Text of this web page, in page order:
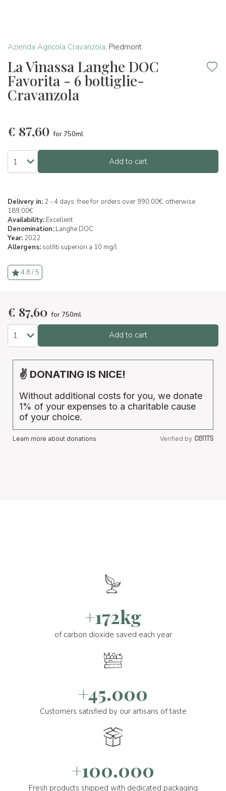
Azienda Agricola Cravanzola, Piedmont
La Vinassa Langhe DOC
Favorita - 6 bottiglie-
Cravanzola
€ 87,60 for 750ml
Add to cart
Delivery in: 2 - 4 days, free for orders over 990,00€, otherwise
189,00€
Availability: Excellent
Denomination: Langhe DOC
Year: 2022
Allergens: solfiti superiori a 10 mg/l
4.8 / 5
€ 87,60 for 750ml
Add to cart
✌ DONATING IS NICE!
Without additional costs for you, we donate
1% of your expenses to a charitable cause
of your choice.
Learn more about donations Verified by
+172kg
of carbon dioxide saved each year
+45.000
Customers satisfied by our artisans of taste
+100.000
Fresh products shipped with dedicated packaging